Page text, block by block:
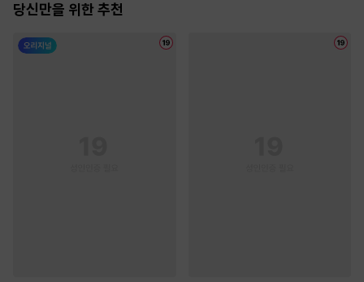
사랑꾼이 되었습니
당신만을 위한 추천